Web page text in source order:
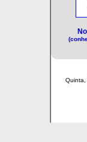
Quinta,